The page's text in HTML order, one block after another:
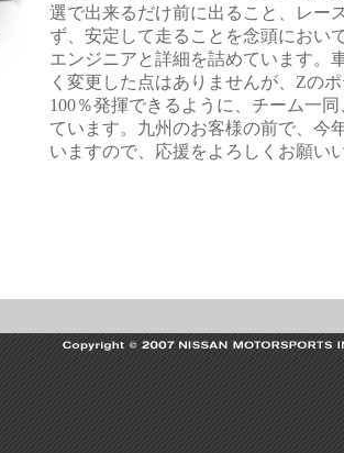
選で出来るだけ前に出ること、レー
ず、安定して走ることを念頭におい
エンジニアと詳細を詰めています。
く変更した点はありませんが、Zの
100％発揮できるように、チーム一
ています。九州のお客様の前で、今
いますので、応援をよろしくお願い